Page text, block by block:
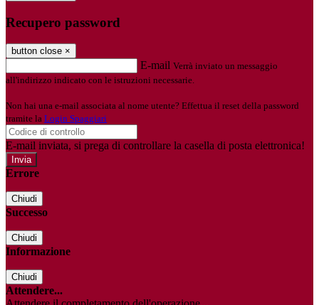
Recupero password
button close ×
E-mail Verrà inviato un messaggio
all'indirizzo indicato con le istruzioni necessarie.
Non hai una e-mail associata al nome utente? Effettua il reset della password
tramite la Login Spaggiari
E-mail inviata, si prega di controllare la casella di posta elettronica!
Errore
Chiudi
Successo
Chiudi
Informazione
Chiudi
Attendere...